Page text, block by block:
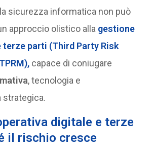
sicurezza informatica non può
approccio olistico alla gestione
terze parti (Third Party Risk
), capace di coniugare
, tecnologia e
strategica.
digitale e terze
il rischio cresce